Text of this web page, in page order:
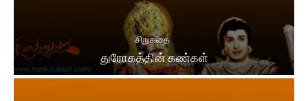
சிறுகதை
துரோகத்தின் கண்கள்